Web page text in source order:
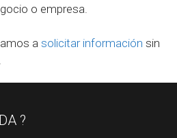
o empresa.
a solicitar información sin
?